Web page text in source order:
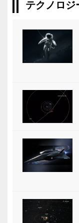
テクノロジ